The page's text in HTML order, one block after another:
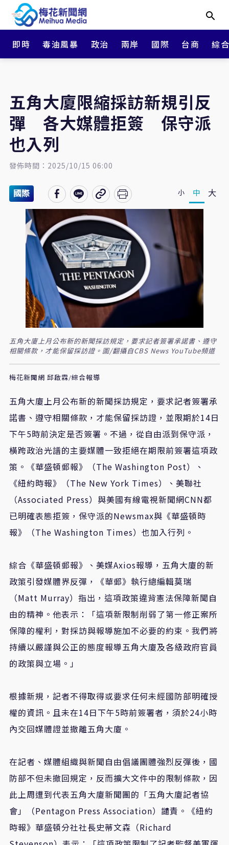
即時 毒油風暴 政治 兩岸 國際 台商 綜
五角大廈限縮採訪新規引反
彈 各大媒體拒簽 保守派
也入列
發佈時間：2025/10/15 06:00
國際 小 中 大
五角大廈上月公布新的新聞採訪規定，要求記者簽署承諾書、遵守
相關條款，才能保留採訪證。圖/翻攝自CBS News YouTube頻道
梅花新聞網 邱啟霖/綜合報導
五角大廈上月公布新的新聞採訪規定，要求記者簽署承
諾書、遵守相關條款，才能保留採訪證，並限期於14日
下午5時前決定是否簽署。不過，從自由派到保守派，
橫跨政治光譜的主要媒體一致拒絕在期限前簽署這項政
策。《華盛頓郵報》（The Washington Post）、
《紐約時報》（The New York Times）、美聯社
（Associated Press）與美國有線電視新聞網CNN都
已明確表態拒簽，保守派的Newsmax與《華盛頓時
報》（The Washington Times）也加入行列。
綜合《華盛頓郵報》、美媒Axios報導，五角大廈的新
政策引發媒體界反彈，《華郵》執行總編輯莫瑞
（Matt Murray）指出，這項政策違背憲法保障新聞自
由的精神。他表示：「這項新限制削弱了第一修正案所
保障的權利，對採訪與報導施加不必要的約束。我們將
持續以嚴謹與公正的態度報導五角大廈及各級政府官員
的政策與立場。」
根據新規，記者不得取得或要求任何未經國防部明確授
權的資訊。且未在14日下午5時前簽署者，須於24小時
內交回媒體證並撤離五角大廈。
在記者、媒體組織與新聞自由倡議團體強烈反彈後，國
防部不但未撤回規定，反而擴大文件中的限制條款，因
此上周遭到代表五角大廈新聞團的「五角大廈記者協
會」（Pentagon Press Association）譴責。《紐約
時報》華盛頓分社社長史蒂文森（Richard